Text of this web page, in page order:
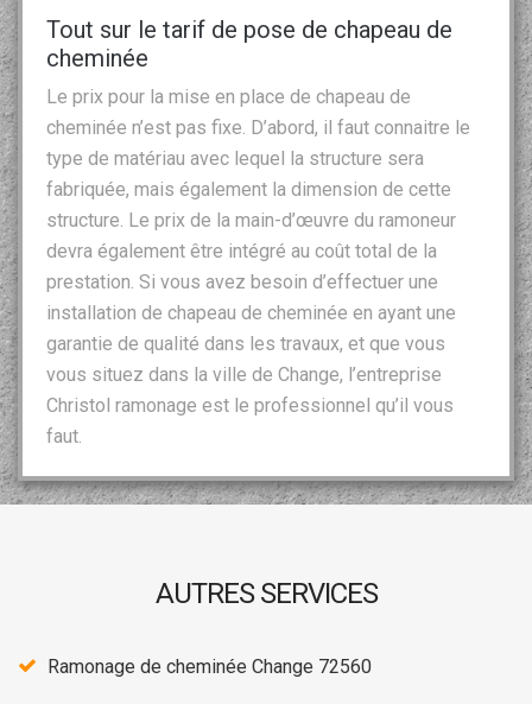
Tout sur le tarif de pose de chapeau de
cheminée
Le prix pour la mise en place de chapeau de
cheminée n’est pas fixe. D’abord, il faut connaitre le
type de matériau avec lequel la structure sera
fabriquée, mais également la dimension de cette
structure. Le prix de la main-d’œuvre du ramoneur
devra également être intégré au coût total de la
prestation. Si vous avez besoin d’effectuer une
installation de chapeau de cheminée en ayant une
garantie de qualité dans les travaux, et que vous
vous situez dans la ville de Change, l’entreprise
Christol ramonage est le professionnel qu’il vous
faut.
AUTRES SERVICES
Ramonage de cheminée Change 72560